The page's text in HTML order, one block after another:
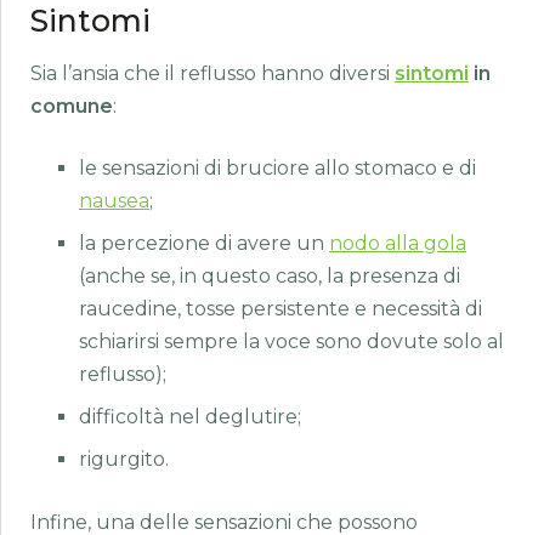
Sintomi
Sia l’ansia che il reflusso hanno diversi sintomi in
comune:
le sensazioni di bruciore allo stomaco e di
nausea;
la percezione di avere un nodo alla gola
(anche se, in questo caso, la presenza di
raucedine, tosse persistente e necessità di
schiarirsi sempre la voce sono dovute solo al
reflusso);
difficoltà nel deglutire;
rigurgito.
Infine, una delle sensazioni che possono